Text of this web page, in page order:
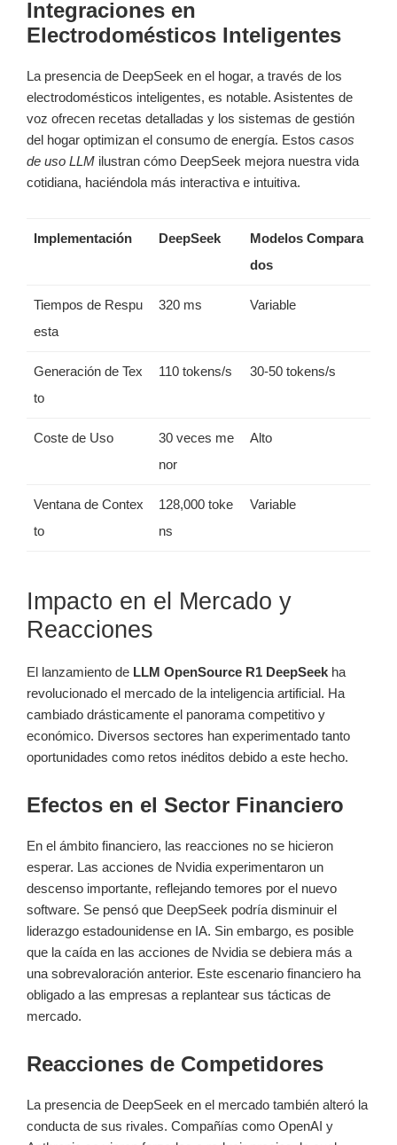
Integraciones en
Electrodomésticos Inteligentes
La presencia de DeepSeek en el hogar, a través de los
electrodomésticos inteligentes, es notable. Asistentes de
voz ofrecen recetas detalladas y los sistemas de gestión
del hogar optimizan el consumo de energía. Estos casos
de uso LLM ilustran cómo DeepSeek mejora nuestra vida
cotidiana, haciéndola más interactiva e intuitiva.
Implementación DeepSeek
Modelos Compara
dos
Tiempos de Respu
esta
320 ms Variable
Generación de Tex
to
110 tokens/s 30-50 tokens/s
Coste de Uso
30 veces me
nor
Alto
Ventana de Contex
to
128,000 toke
ns
Variable
Impacto en el Mercado y
Reacciones
El lanzamiento de LLM OpenSource R1 DeepSeek ha
revolucionado el mercado de la inteligencia artificial. Ha
cambiado drásticamente el panorama competitivo y
económico. Diversos sectores han experimentado tanto
oportunidades como retos inéditos debido a este hecho.
Efectos en el Sector Financiero
En el ámbito financiero, las reacciones no se hicieron
esperar. Las acciones de Nvidia experimentaron un
descenso importante, reflejando temores por el nuevo
software. Se pensó que DeepSeek podría disminuir el
liderazgo estadounidense en IA. Sin embargo, es posible
que la caída en las acciones de Nvidia se debiera más a
una sobrevaloración anterior. Este escenario financiero ha
obligado a las empresas a replantear sus tácticas de
mercado.
Reacciones de Competidores
La presencia de DeepSeek en el mercado también alteró la
conducta de sus rivales. Compañías como OpenAI y